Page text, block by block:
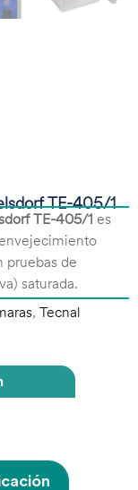
TE-405/1
TE-405/1 es
pruebas de
saturada.
,
Tecnal